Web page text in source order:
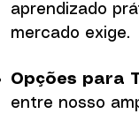
aprendizado
mercado exige.
Opções para
entre nosso